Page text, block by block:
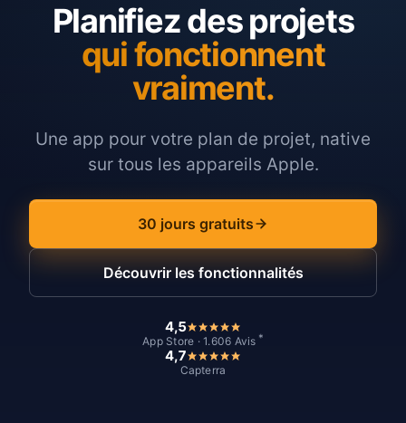
Planifiez des projets
qui fonctionnent
vraiment.
Une app pour votre plan de projet, native
sur tous les appareils Apple.
30 jours gratuits
Découvrir les fonctionnalités
4,5
App Store · 1.606 Avis *
4,7
Capterra